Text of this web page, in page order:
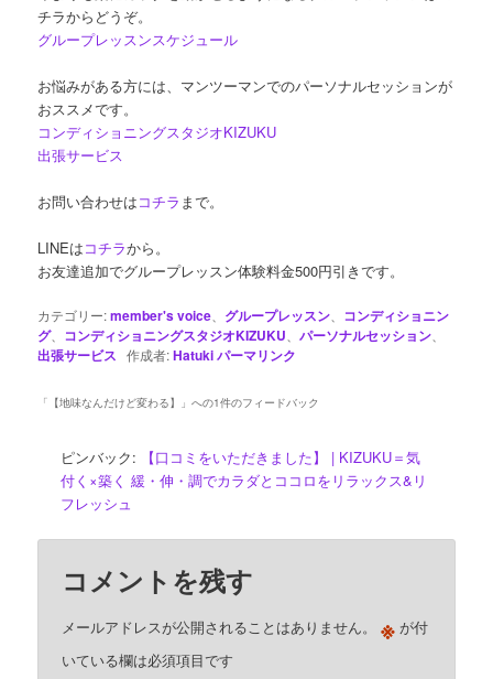
チラからどうぞ。
グループレッスンスケジュール
お悩みがある方には、マンツーマンでのパーソナルセッションが
おススメです。
コンディショニングスタジオKIZUKU
出張サービス
お問い合わせはコチラ まで。
LINEはコチラから。
お友達追加でグループレッスン体験料金500円引きです。
カテゴリー:member's voice グループレッスン
コンディショニン
グ、 コンディショニングスタジオKIZUKU 、パーソナルセッション
出張サービス 作成者:Hatukiパーマリンク
「 【地味なんだけど変わる】 」への1件のフィードバック
ピンバック:
【口コミをいただきました】 | KIZUKU＝気
付く×築く 緩・伸・調でカラダとココロをリラックス&リ
フレッシュ
コメントを残す
メールアドレスが公開されることはありません。 ※ が付
いている欄は必須項目です